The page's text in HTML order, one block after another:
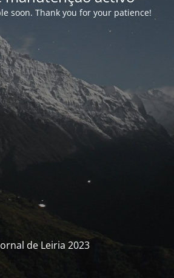
soon. Thank you for your patience!
de Leiria 2023